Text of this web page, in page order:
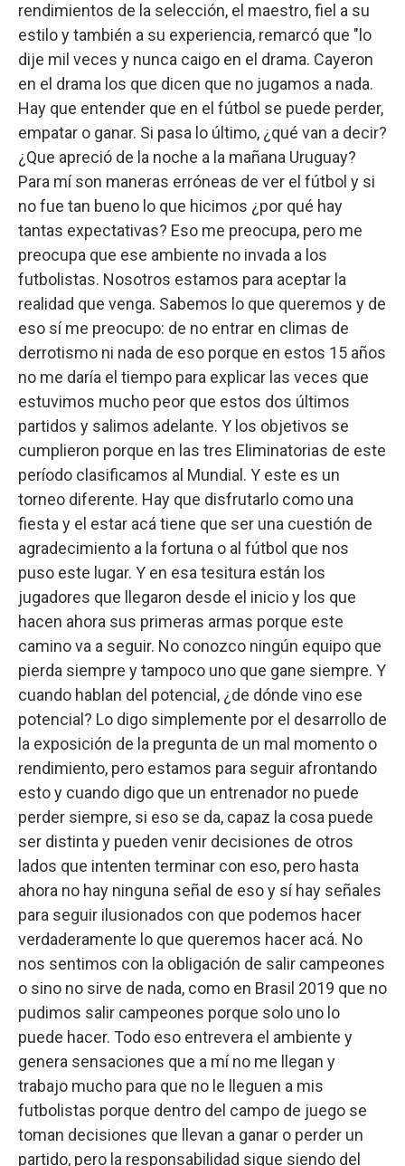
rendimientos de la selección, el maestro, fiel a su
estilo y también a su experiencia, remarcó que "lo
dije mil veces y nunca caigo en el drama. Cayeron
en el drama los que dicen que no jugamos a nada.
Hay que entender que en el fútbol se puede perder,
empatar o ganar. Si pasa lo último, ¿qué van a decir?
¿Que apreció de la noche a la mañana Uruguay?
Para mí son maneras erróneas de ver el fútbol y si
no fue tan bueno lo que hicimos ¿por qué hay
tantas expectativas? Eso me preocupa, pero me
preocupa que ese ambiente no invada a los
futbolistas. Nosotros estamos para aceptar la
realidad que venga. Sabemos lo que queremos y de
eso sí me preocupo: de no entrar en climas de
derrotismo ni nada de eso porque en estos 15 años
no me daría el tiempo para explicar las veces que
estuvimos mucho peor que estos dos últimos
partidos y salimos adelante. Y los objetivos se
cumplieron porque en las tres Eliminatorias de este
período clasificamos al Mundial. Y este es un
torneo diferente. Hay que disfrutarlo como una
fiesta y el estar acá tiene que ser una cuestión de
agradecimiento a la fortuna o al fútbol que nos
puso este lugar. Y en esa tesitura están los
jugadores que llegaron desde el inicio y los que
hacen ahora sus primeras armas porque este
camino va a seguir. No conozco ningún equipo que
pierda siempre y tampoco uno que gane siempre. Y
cuando hablan del potencial, ¿de dónde vino ese
potencial? Lo digo simplemente por el desarrollo de
la exposición de la pregunta de un mal momento o
rendimiento, pero estamos para seguir afrontando
esto y cuando digo que un entrenador no puede
perder siempre, si eso se da, capaz la cosa puede
ser distinta y pueden venir decisiones de otros
lados que intenten terminar con eso, pero hasta
ahora no hay ninguna señal de eso y sí hay señales
para seguir ilusionados con que podemos hacer
verdaderamente lo que queremos hacer acá. No
nos sentimos con la obligación de salir campeones
o sino no sirve de nada, como en Brasil 2019 que no
pudimos salir campeones porque solo uno lo
puede hacer. Todo eso entrevera el ambiente y
genera sensaciones que a mí no me llegan y
trabajo mucho para que no le lleguen a mis
futbolistas porque dentro del campo de juego se
toman decisiones que llevan a ganar o perder un
partido, pero la responsabilidad sigue siendo del